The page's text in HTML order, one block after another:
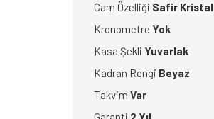
Cam Özelliği Safir Kristal
Kronometre Yok
Kasa Şekli Yuvarlak
Kadran Rengi Beyaz
Takvim Var